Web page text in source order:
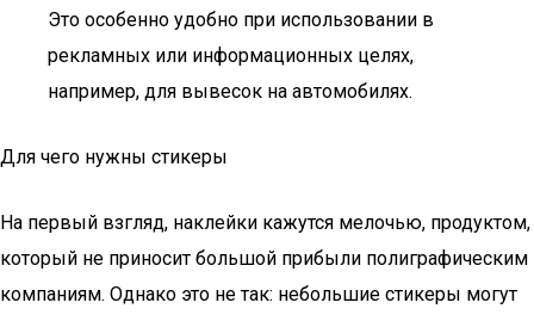
Это особенно удобно при использовании в
рекламных или информационных целях,
например, для вывесок на автомобилях.
Для чего нужны стикеры
На первый взгляд, наклейки кажутся мелочью, продуктом,
который не приносит большой прибыли полиграфическим
компаниям. Однако это не так: небольшие стикеры могут